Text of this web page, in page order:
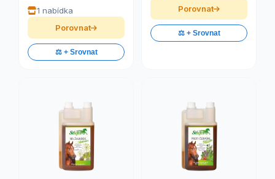
1 nabídka
Porovnat
⚖️ + Srovnat
Porovnat
⚖️ + Srovnat